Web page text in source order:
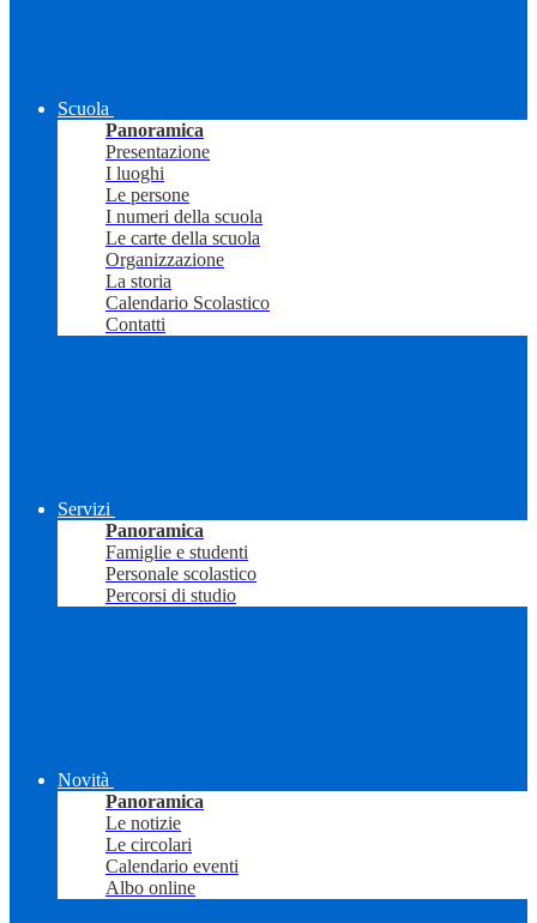
Scuola
Panoramica
Presentazione
I luoghi
Le persone
I numeri della scuola
Le carte della scuola
Organizzazione
La storia
Calendario Scolastico
Contatti
Servizi
Panoramica
Famiglie e studenti
Personale scolastico
Percorsi di studio
Novità
Panoramica
Le notizie
Le circolari
Calendario eventi
Albo online